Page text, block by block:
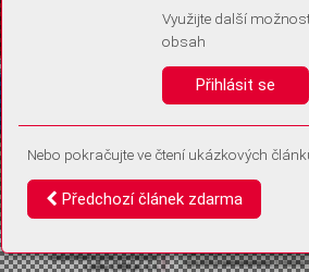
Vaše souhlasy a odmítnutí si ukládáme do
vás už příště znovu neptali. Můžete je kdykoli
Využijte další
obsah
Přihlásit se
Nebo pokračujte ve čtení ukázkových
Předchozí článek zdarma